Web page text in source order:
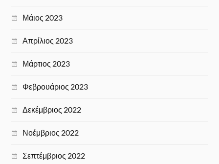
Μάιος 2023
Απρίλιος 2023
Μάρτιος 2023
Φεβρουάριος 2023
Δεκέμβριος 2022
Νοέμβριος 2022
Σεπτέμβριος 2022